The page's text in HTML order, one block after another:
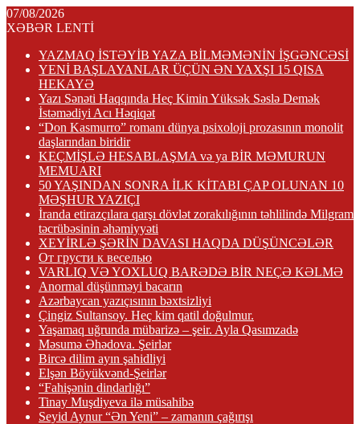
07/08/2026
XƏBƏR LENTİ
YAZMAQ İSTƏYİB YAZA BİLMƏMƏNİN İŞGƏNCƏSİ
YENİ BAŞLAYANLAR ÜÇÜN ƏN YAXŞI 15 QISA
HEKAYƏ
Yazı Sənəti Haqqında Heç Kimin Yüksək Səslə Demək
İstəmədiyi Acı Həqiqət
“Don Kasmurro” romanı dünya psixoloji prozasının monolit
daşlarından biridir
KEÇMİŞLƏ HESABLAŞMA və ya BİR MƏMURUN
MEMUARI
50 YAŞINDAN SONRA İLK KİTABI ÇAP OLUNAN 10
MƏŞHUR YAZIÇI
İranda etirazçılara qarşı dövlət zorakılığının təhlilində Milgram
təcrübəsinin əhəmiyyəti
XEYİRLƏ ŞƏRİN DAVASI HAQDA DÜŞÜNCƏLƏR
От грусти к веселью
VARLIQ VƏ YOXLUQ BARƏDƏ BİR NEÇƏ KƏLMƏ
Anormal düşünməyi bacarın
Azərbaycan yazıçısının bəxtsizliyi
Çingiz Sultansoy. Heç kim qatil doğulmur.
Yaşamaq uğrunda mübarizə – şeir. Ayla Qasımzadə
Məsumə Əhədova. Şeirlər
Bircə dilim ayın şahidliyi
Elşən Böyükvənd-Şeirlər
“Fahişənin dindarlığı”
Tinay Muşdiyeva ilə müsahibə
Seyid Aynur “Ən Yeni” – zamanın çağırışı